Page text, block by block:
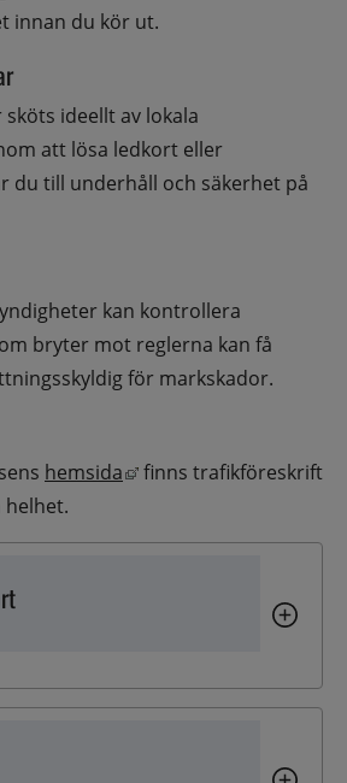
innan du kör ut.
ideellt av lokala
att lösa ledkort eller
du till underhåll och säkerhet på
kan kontrollera
bryter mot reglerna kan få
för markskador.
hemsida Länk till annan
finns trafikföreskrift
helhet.